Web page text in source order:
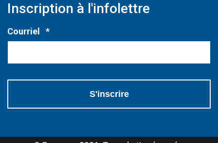
Inscription à l'infolettre
Courriel *Obligatoire